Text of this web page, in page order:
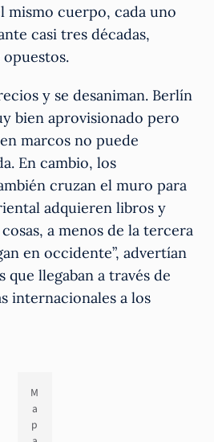
mismo cuerpo, cada uno
casi tres décadas,
y se desaniman. Berlín
bien aprovisionado pero
marcos no puede
En cambio, los
cruzan el muro para
adquieren libros y
a menos de la tercera
en occidente”, advertían
que llegaban a través de
internacionales a los
M
a
p